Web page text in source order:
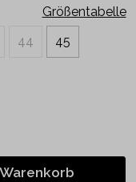
Größentabelle
44 45